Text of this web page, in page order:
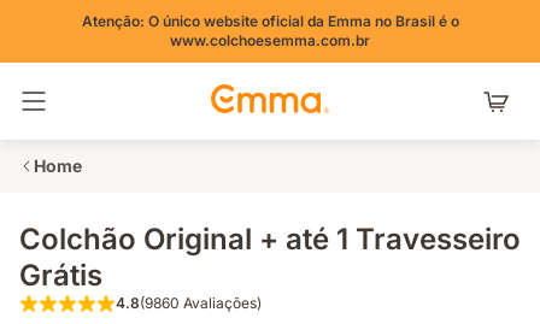
Atenção: O único website oficial da Emma no Brasil é o
www.colchoesemma.com.br
Home
Colchão Original + até 1 Travesseiro
Grátis
4.8 de 5 estrelas (9860 Avaliações)
4.8(9860 Avaliações)